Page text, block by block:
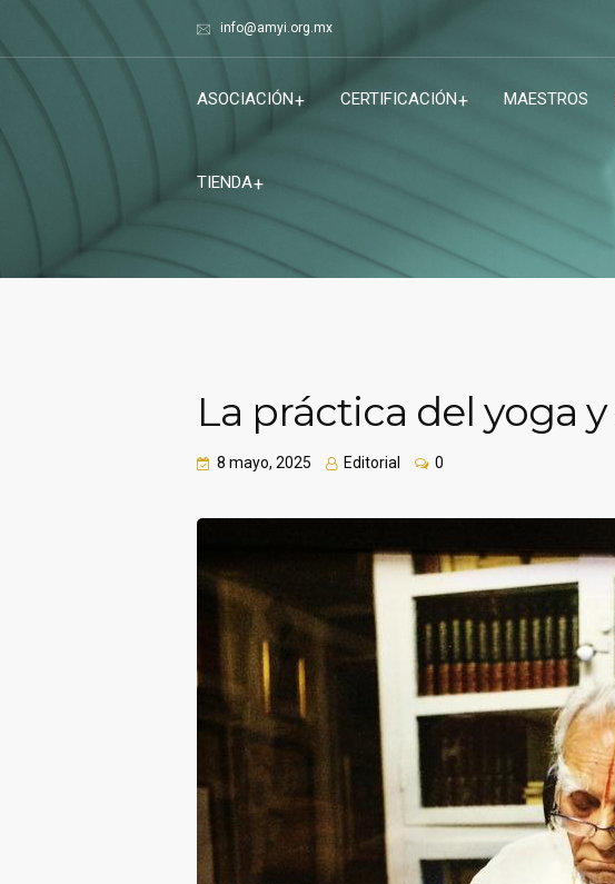
info@amyi.org.mx
ASOCIACIÓN CERTIFICACIÓN MAESTROS
TIENDA
La práctica del yoga
8 mayo, 2025 Editorial 0